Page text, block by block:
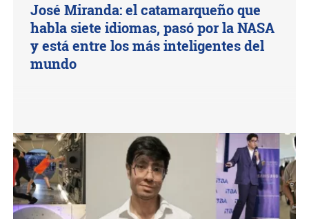
José Miranda: el catamarqueño que
habla siete idiomas, pasó por la NASA
y está entre los más inteligentes del
mundo